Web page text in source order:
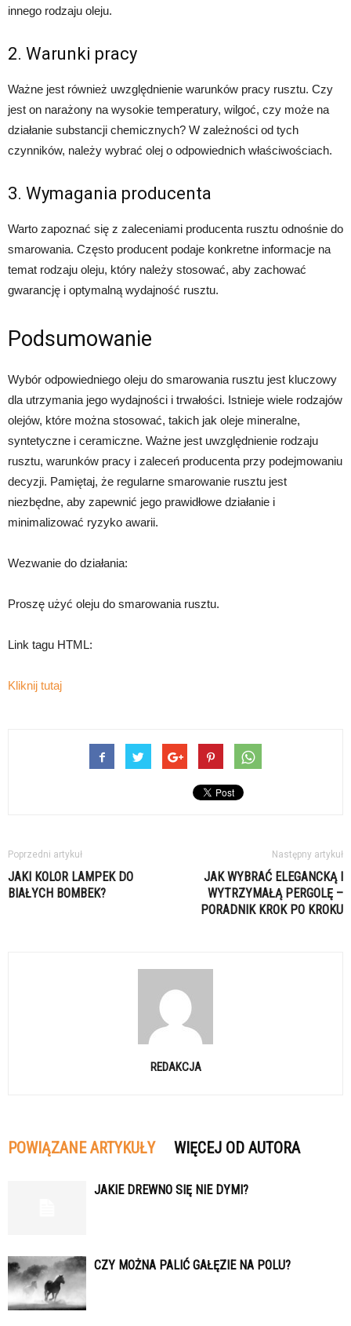
innego rodzaju oleju.
2. Warunki pracy
Ważne jest również uwzględnienie warunków pracy rusztu. Czy
jest on narażony na wysokie temperatury, wilgoć, czy może na
działanie substancji chemicznych? W zależności od tych
czynników, należy wybrać olej o odpowiednich właściwościach.
3. Wymagania producenta
Warto zapoznać się z zaleceniami producenta rusztu odnośnie do
smarowania. Często producent podaje konkretne informacje na
temat rodzaju oleju, który należy stosować, aby zachować
gwarancję i optymalną wydajność rusztu.
Podsumowanie
Wybór odpowiedniego oleju do smarowania rusztu jest kluczowy
dla utrzymania jego wydajności i trwałości. Istnieje wiele rodzajów
olejów, które można stosować, takich jak oleje mineralne,
syntetyczne i ceramiczne. Ważne jest uwzględnienie rodzaju
rusztu, warunków pracy i zaleceń producenta przy podejmowaniu
decyzji. Pamiętaj, że regularne smarowanie rusztu jest
niezbędne, aby zapewnić jego prawidłowe działanie i
minimalizować ryzyko awarii.
Wezwanie do działania:
Proszę użyć oleju do smarowania rusztu.
Link tagu HTML:
Kliknij tutaj
Poprzedni artykuł
JAKI KOLOR LAMPEK DO
BIAŁYCH BOMBEK?
Następny artykuł
JAK WYBRAĆ ELEGANCKĄ I
WYTRZYMAŁĄ PERGOLĘ –
PORADNIK KROK PO KROKU
REDAKCJA
POWIĄZANE ARTYKUŁY WIĘCEJ OD AUTORA
JAKIE DREWNO SIĘ NIE DYMI?
CZY MOŻNA PALIĆ GAŁĘZIE NA POLU?